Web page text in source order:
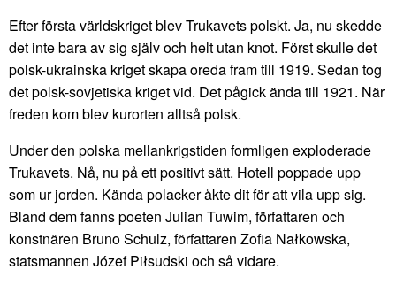
Efter första världskriget blev Trukavets polskt. Ja, nu skedde
det inte bara av sig själv och helt utan knot. Först skulle det
polsk-ukrainska kriget skapa oreda fram till 1919. Sedan tog
det polsk-sovjetiska kriget vid. Det pågick ända till 1921. När
freden kom blev kurorten alltså polsk.
Under den polska mellankrigstiden formligen exploderade
Trukavets. Nå, nu på ett positivt sätt. Hotell poppade upp
som ur jorden. Kända polacker åkte dit för att vila upp sig.
Bland dem fanns poeten Julian Tuwim, författaren och
konstnären Bruno Schulz, författaren Zofia Nałkowska,
statsmannen Józef Piłsudski och så vidare.